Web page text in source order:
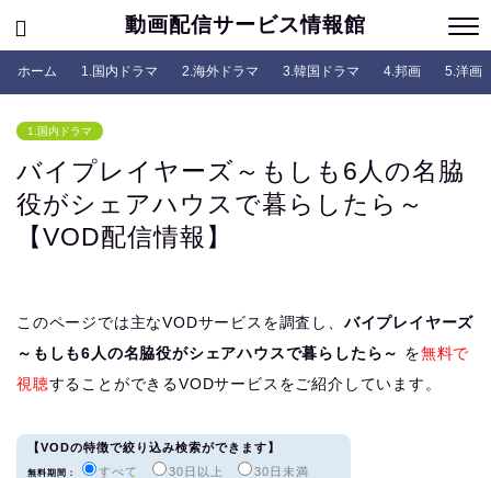
動画配信サービス情報館
ホーム 1.国内ドラマ 2.海外ドラマ 3.韓国ドラマ 4.邦画 5.洋画
1.国内ドラマ
バイプレイヤーズ～もしも6人の名脇
役がシェアハウスで暮らしたら～
【VOD配信情報】
このページでは主なVODサービスを調査し、 バイプレイヤーズ
～もしも6人の名脇役がシェアハウスで暮らしたら～ を無料で
視聴することができるVODサービスをご紹介しています。
【VODの特徴で絞り込み検索ができます】
無料期間： すべて 30日以上 30日未満